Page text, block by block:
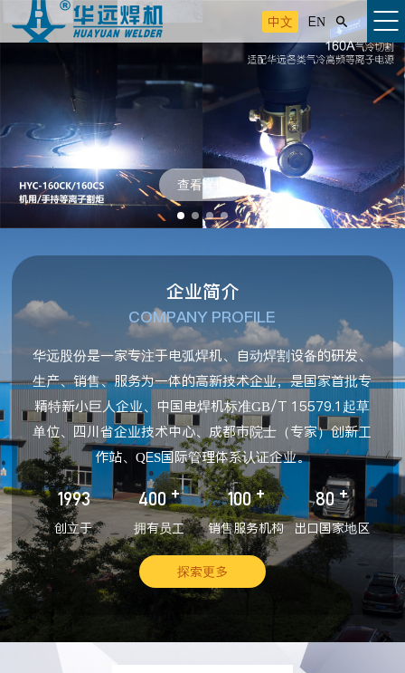
中文 EN 
查看详情
企业简介
COMPANY PROFILE
华远股份是一家专注于电弧焊机、自动焊割设备的研发、
生产、销售、服务为一体的高新技术企业，是国家首批专
精特新小巨人企业、中国电焊机标准GB/T 15579.1起草
单位、四川省企业技术中心、成都市院士（专家）创新工
作站、QES国际管理体系认证企业。
1993
创立于
400 +
拥有员工
100 +
销售服务机构
80 +
出口国家地区
探索更多